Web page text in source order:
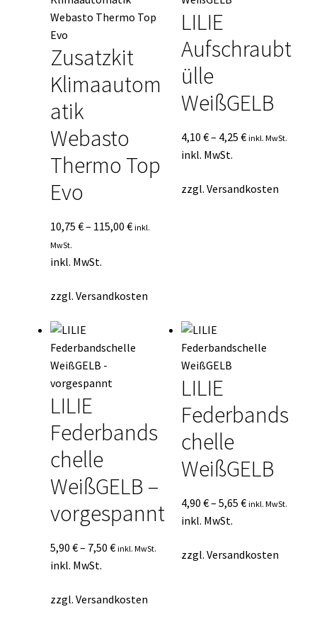
Zusatzkit
Klimaautom
atik
Webasto
Thermo Top
Evo
10,75 €– 115,00 € inkl.
MwSt.
inkl. MwSt.
zzgl. Versandkosten
LILIE
Aufschraubt
ülle
WeißGELB
4,10€– 4,25€ inkl. MwSt.
inkl. MwSt.
zzgl.Versandkosten
LILIE
Federbands
chelle
WeißGELB –
vorgespannt
5,90 €– 7,50 € inkl. MwSt.
inkl. MwSt.
zzgl. Versandkosten
LILIE
Federbands
chelle
WeißGELB
4,90€–5,65€ inkl. MwSt.
inkl. MwSt.
zzgl.Versandkosten